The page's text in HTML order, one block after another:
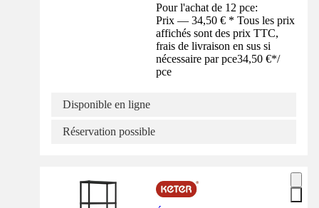
Pour l'achat de 12 pce:
Prix — 34,50 € * Tous les prix
affichés sont des prix TTC,
frais de livraison en sus si
nécessaire par pce34,50 €*/
pce
Disponible en ligne
Réservation possible